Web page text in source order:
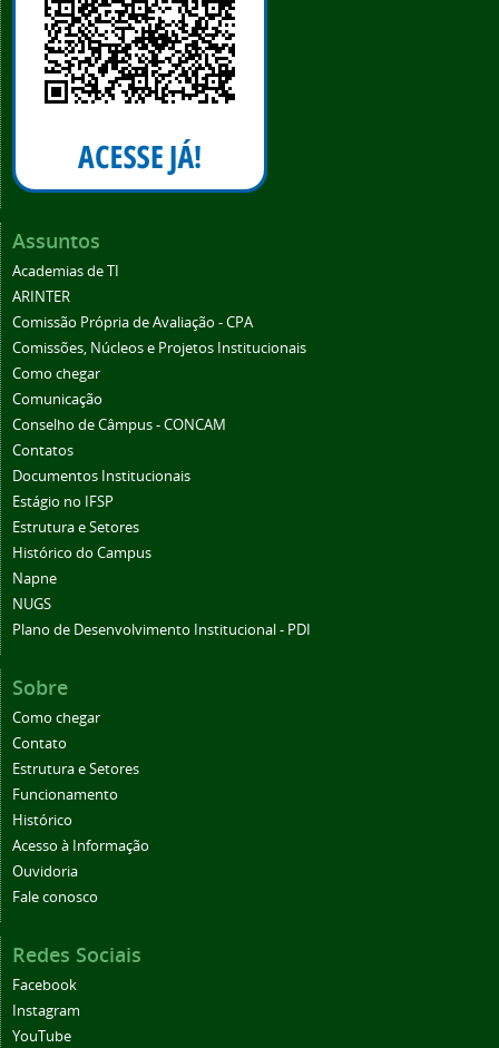
Assuntos
Academias de TI
ARINTER
Comissão Própria de Avaliação - CPA
Comissões, Núcleos e Projetos Institucionais
Como chegar
Comunicação
Conselho de Câmpus - CONCAM
Contatos
Documentos Institucionais
Estágio no IFSP
Estrutura e Setores
Histórico do Campus
Napne
NUGS
Plano de Desenvolvimento Institucional - PDI
Sobre
Como chegar
Contato
Estrutura e Setores
Funcionamento
Histórico
Acesso à Informação
Ouvidoria
Fale conosco
Redes Sociais
Facebook
Instagram
YouTube